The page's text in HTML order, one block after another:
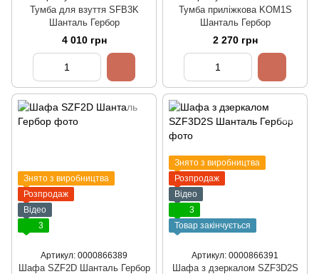
Тумба для взуття SFB3K
Шанталь Гербор
4 010 грн
Тумба приліжкова KOM1S
Шанталь Гербор
2 270 грн
Знято з виробництва
Розпродаж
Відео
3
Артикул: 0000866389
Шафа SZF2D Шанталь Гербор
Знято з виробництва
Розпродаж
Відео
3
Товар закінчується
Артикул: 0000866391
Шафа з дзеркалом SZF3D2S